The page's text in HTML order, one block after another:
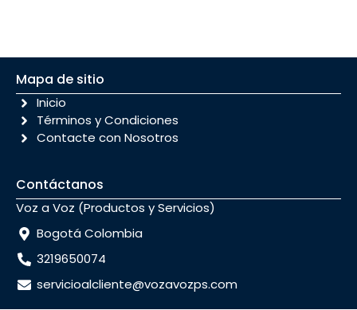
Mapa de sitio
Inicio
Términos y Condiciones
Contacte con Nosotros
Contáctanos
Voz a Voz (Productos y Servicios)
Bogotá Colombia
3219650074
servicioalcliente@vozavozps.com